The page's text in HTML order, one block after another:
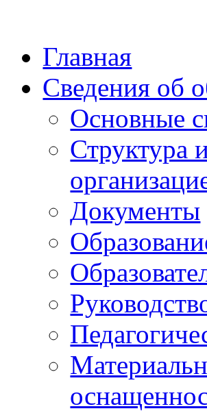
Главная
Сведения об
Основные
Структура
Документы